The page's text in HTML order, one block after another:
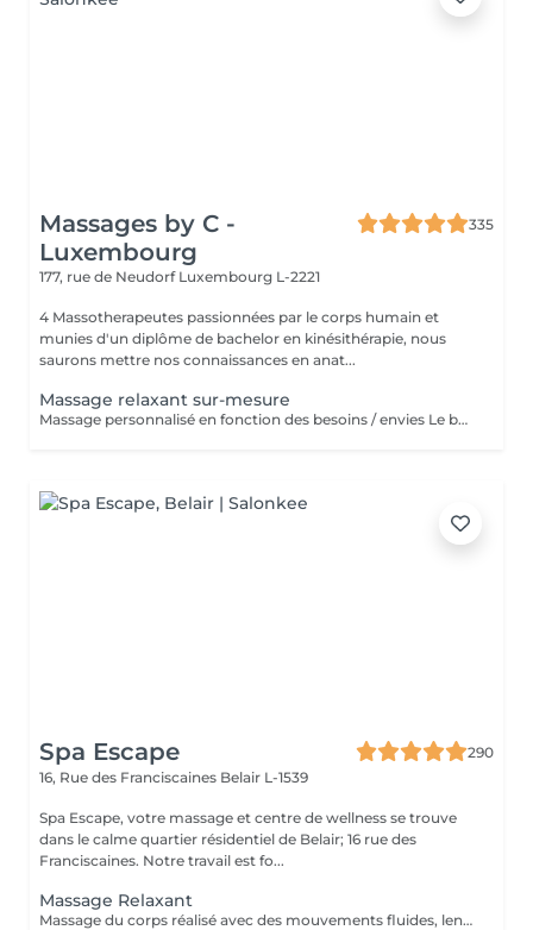
Massages by C -
Luxembourg
335
177, rue de Neudorf Luxembourg L-2221
4 Massotherapeutes passionnées par le corps humain et
munies d'un diplôme de bachelor en kinésithérapie, nous
saurons mettre nos connaissances en anat...
Massage relaxant sur-mesure
Massage personnalisé en fonction des besoins / envies Le but de ce massage sera la détente et la relaxation, le rythme sera plutôt lent et la pression modérée
Spa Escape
290
16, Rue des Franciscaines Belair L-1539
Spa Escape, votre massage et centre de wellness se trouve
dans le calme quartier résidentiel de Belair; 16 rue des
Franciscaines. Notre travail est fo...
Massage Relaxant
Massage du corps réalisé avec des mouvements fluides, lents et enveloppants qui avec une pression légère, vous offrira une détente profonde du corps et de l'esprit. Ce soin commence par un rafraîchissement stimulant des pieds pour favoriser la circulation sanguine et la relaxation. Pression légère à médium